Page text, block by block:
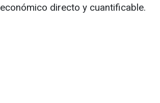
directo y cuantificable.